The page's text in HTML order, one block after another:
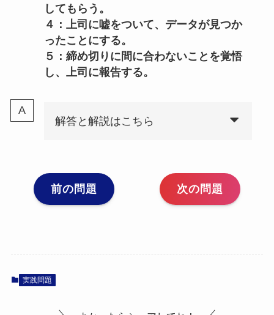
してもらう。
４：上司に嘘をついて、データが見つか
ったことにする。
５：締め切りに間に合わないことを覚悟
し、上司に報告する。
解答と解説はこちら
前の問題 次の問題
実践問題